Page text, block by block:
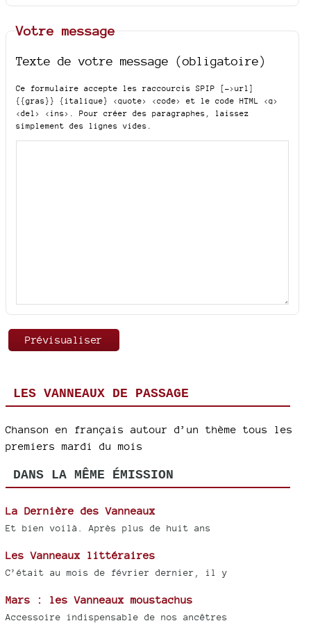
Votre message
Texte de votre message (obligatoire)
Ce formulaire accepte les raccourcis SPIP
[->url]
{{gras}} {italique} <quote> <code>
et le code HTML <q>
<del> <ins>
. Pour créer des paragraphes, laissez
simplement des lignes vides.
LES VANNEAUX DE PASSAGE
Chanson en français autour d’un thème tous les
premiers mardi du mois
DANS LA MÊME ÉMISSION
La Dernière des Vanneaux
Et bien voilà. Après plus de huit ans
Les Vanneaux littéraires
C’était au mois de février dernier, il y
Mars : les Vanneaux moustachus
Accessoire indispensable de nos ancêtres